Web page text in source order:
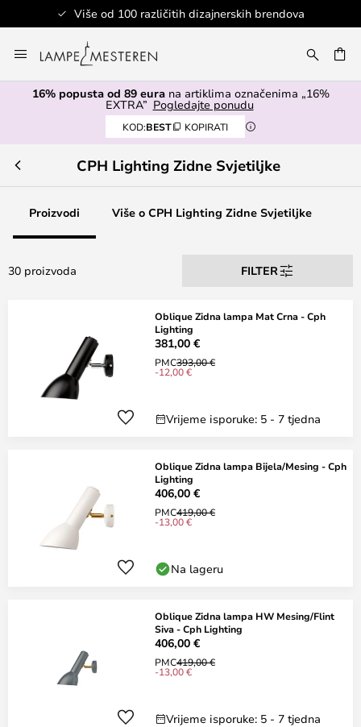
Više od 100 različitih dizajnerskih brendova
to
Content
16% popusta od 89 eurana artiklima označenima „16%
EXTRA” Pogledajte ponudu
KOD:BEST KOPIRATI
CPH Lighting Zidne Svjetiljke
Proizvodi Više o CPH Lighting Zidne Svjetiljke
30 proizvoda FILTER
Oblique Zidna lampa Mat Crna - Cph
Lighting
381,00 €
PMC393,00 €
-12,00 €
Vrijeme isporuke: 5 - 7 tjedna
Oblique Zidna lampa Bijela/Mesing - Cph
Lighting
406,00 €
PMC419,00 €
-13,00 €
Na lageru
Oblique Zidna lampa HW Mesing/Flint
Siva - Cph Lighting
406,00 €
PMC419,00 €
-13,00 €
Vrijeme isporuke: 5 - 7 tjedna